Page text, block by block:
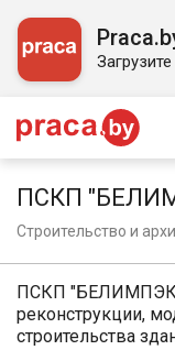
ПСКП
Строительство и
ПСКП
реконструкции,
строительства